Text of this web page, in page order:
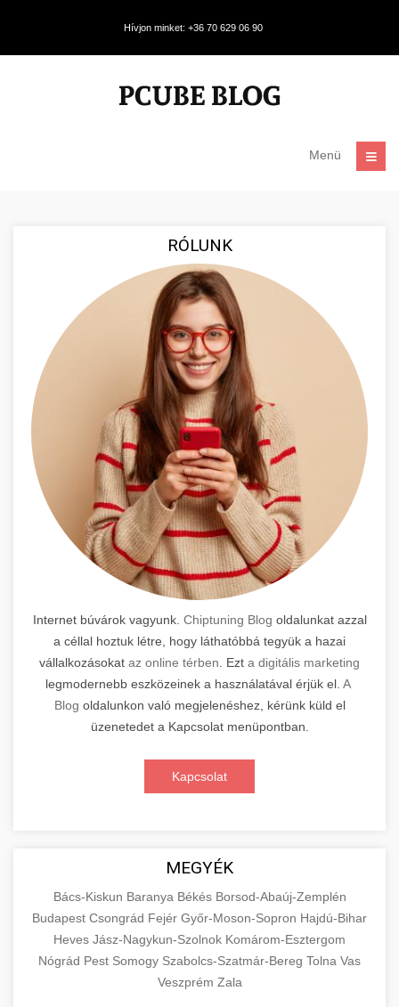
Hívjon minket: +36 70 629 06 90
Menü
RÓLUNK
Internet búvárok vagyunk. Chiptuning Blog oldalunkat azzal
a céllal hoztuk létre, hogy láthatóbbá tegyük a hazai
vállalkozásokat az online térben . Ezt a digitális marketing
legmodernebb eszközeinek a használatával érjük el. A
Blog oldalunkon való megjelenéshez, kérünk küld el
üzenetedet a Kapcsolat menüpontban.
Kapcsolat
MEGYÉK
Bács-Kiskun Baranya Békés Borsod-Abaúj-Zemplén
Budapest Csongrád Fejér Győr-Moson-Sopron Hajdú-Bihar
Heves Jász-Nagykun-Szolnok Komárom-Esztergom
Nógrád Pest Somogy Szabolcs-Szatmár-Bereg Tolna Vas
Veszprém Zala